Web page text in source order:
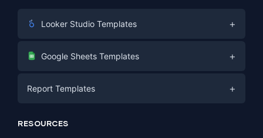
Looker Studio Templates +
Digital Marketing
PPC
SEO
Google Sheets Templates +
Social Media
Report Templates +
RESOURCES